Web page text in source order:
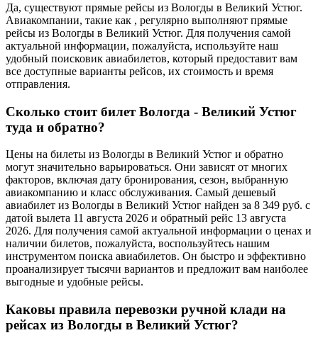
Да, существуют прямые рейсы из Вологды в Великий Устюг.
Авиакомпании, такие как , регулярно выполняют прямые
рейсы из Вологды в Великий Устюг. Для получения самой
актуальной информации, пожалуйста, используйте наш
удобный поисковик авиабилетов, который предоставит вам
все доступные варианты рейсов, их стоимость и время
отправления.
Сколько стоит билет Вологда - Великий Устюг
туда и обратно?
Цены на билеты из Вологды в Великий Устюг и обратно
могут значительно варьироваться. Они зависят от многих
факторов, включая дату бронирования, сезон, выбранную
авиакомпанию и класс обслуживания. Самый дешевый
авиабилет из Вологды в Великий Устюг найден за 8 349 руб. с
датой вылета 11 августа 2026 и обратный рейс 13 августа
2026. Для получения самой актуальной информации о ценах и
наличии билетов, пожалуйста, воспользуйтесь нашим
инструментом поиска авиабилетов. Он быстро и эффективно
проанализирует тысячи вариантов и предложит вам наиболее
выгодные и удобные рейсы.
Каковы правила перевозки ручной клади на
рейсах из Вологды в Великий Устюг?